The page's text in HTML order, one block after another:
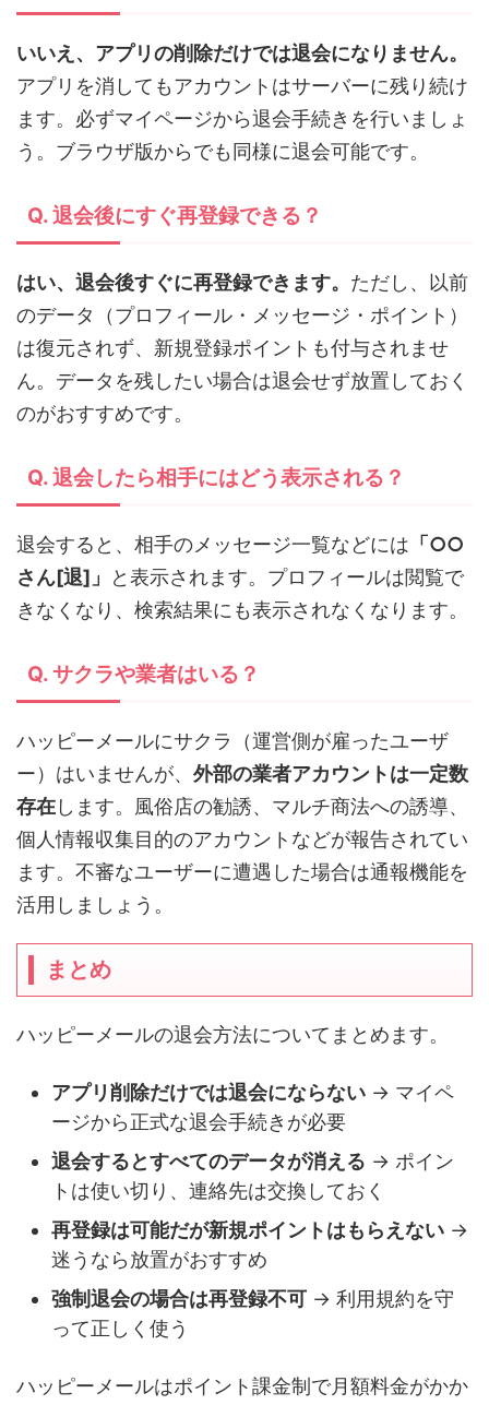
いいえ、アプリの削除だけでは退会になりません。
アプリを消してもアカウントはサーバーに残り続け
ます。必ずマイページから退会手続きを行いましょ
う。ブラウザ版からでも同様に退会可能です。
Q. 退会後にすぐ再登録できる？
はい、退会後すぐに再登録できます。 ただし、以前
のデータ（プロフィール・メッセージ・ポイント）
は復元されず、新規登録ポイントも付与されませ
ん。データを残したい場合は退会せず放置しておく
のがおすすめです。
Q. 退会したら相手にはどう表示される？
退会すると、相手のメッセージ一覧などには 「○○
さん[退]」
と表示されます。プロフィールは閲覧で
きなくなり、検索結果にも表示されなくなります。
Q. サクラや業者はいる？
ハッピーメールにサクラ（運営側が雇ったユーザ
ー）はいませんが、 外部の業者アカウントは一定数
存在します。風俗店の勧誘、マルチ商法への誘導、
個人情報収集目的のアカウントなどが報告されてい
ます。不審なユーザーに遭遇した場合は通報機能を
活用しましょう。
まとめ
ハッピーメールの退会方法についてまとめます。
アプリ削除だけでは退会にならない → マイペ
ージから正式な退会手続きが必要
退会するとすべてのデータが消える → ポイン
トは使い切り、連絡先は交換しておく
再登録は可能だが新規ポイントはもらえない →
迷うなら放置がおすすめ
強制退会の場合は再登録不可 → 利用規約を守
って正しく使う
ハッピーメールはポイント課金制で月額料金がかか